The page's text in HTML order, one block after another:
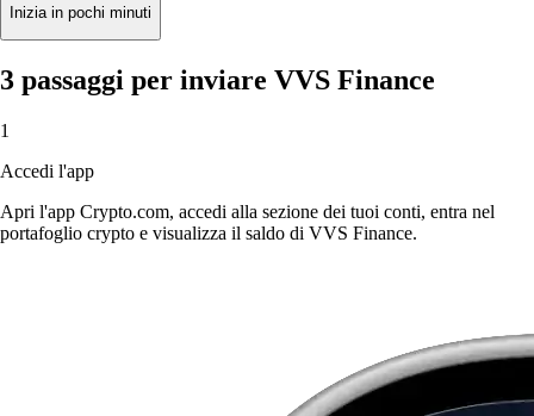
Inizia in pochi minuti
3 passaggi per inviare VVS Finance
1
Accedi l'app
Apri l'app Crypto.com, accedi alla sezione dei tuoi conti, entra nel
portafoglio crypto e visualizza il saldo di VVS Finance.